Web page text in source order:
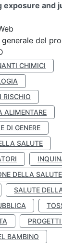
exposure and
generale del
CHIMICI
RISCHIO
ALIMENTARE
DI GENERE
SALUTE
DELLA SALUTE
SALUTE
BAMBINO